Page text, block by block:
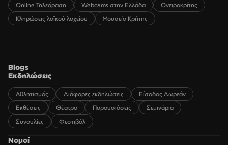
Online Τηλεόραση
Webcams στην Ελλάδα
Ονειροκρίτης
Κληρώσεις λαϊκού λαχείου
Μουσεία Κρήτης
Blogs
Εκδηλώσεις
Αθλητισμός Διάφορες εκδηλώσεις
Είσοδος Δωρεάν
Εκθέσεις
Θέατρο Παρουσιάσεις
Σεμινάρια
Συναυλίες
Φεστιβάλ
Νομοί